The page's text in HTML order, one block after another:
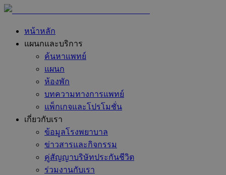
หน้าหลัก
แผนกและบริการ
ค้นหาแพทย์
แผนก
ห้องพัก
บทความทางการแพทย์
แพ็กเกจและโปรโมชั่น
เกี่ยวกับเรา
ข้อมูลโรงพยาบาล
ข่าวสารและกิจกรรม
คู่สัญญาบริษัทประกันชีวิต
ร่วมงานกับเรา